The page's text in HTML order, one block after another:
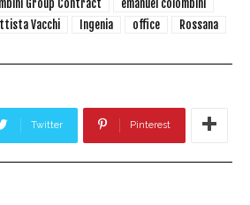
Group Contract
emanuel colombini
Vacchi Ingenia office Rossana
Twitter Pinterest